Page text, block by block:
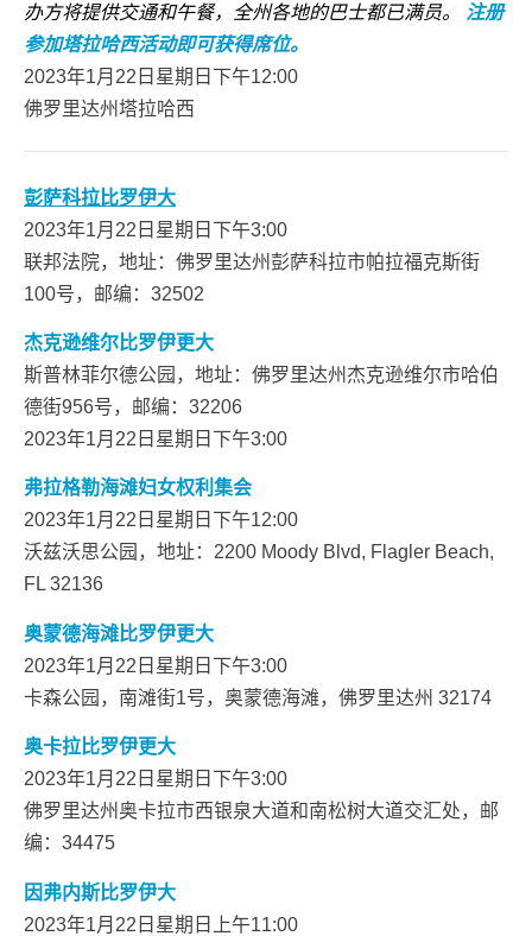
办方将提供交通和午餐，全州各地的巴士都已满员。
注册
参加塔拉哈西活动即可获得席位。
2023年1月22日星期日下午12:00
佛罗里达州塔拉哈西
彭萨科拉比罗伊大
2023年1月22日星期日下午3:00
联邦法院，地址：佛罗里达州彭萨科拉市帕拉福克斯街
100号，邮编：32502
杰克逊维尔比罗伊更大
斯普林菲尔德公园，地址：佛罗里达州杰克逊维尔市哈伯
德街956号，邮编：32206
2023年1月22日星期日下午3:00
弗拉格勒海滩妇女权利集会
2023年1月22日星期日下午12:00
沃兹沃思公园，地址：2200 Moody Blvd, Flagler Beach,
FL 32136
奥蒙德海滩比罗伊更大
2023年1月22日星期日下午3:00
卡森公园，南滩街1号，奥蒙德海滩，佛罗里达州 32174
奥卡拉比罗伊更大
2023年1月22日星期日下午3:00
佛罗里达州奥卡拉市西银泉大道和南松树大道交汇处，邮
编：34475
因弗内斯比罗伊大
2023年1月22日星期日上午11:00